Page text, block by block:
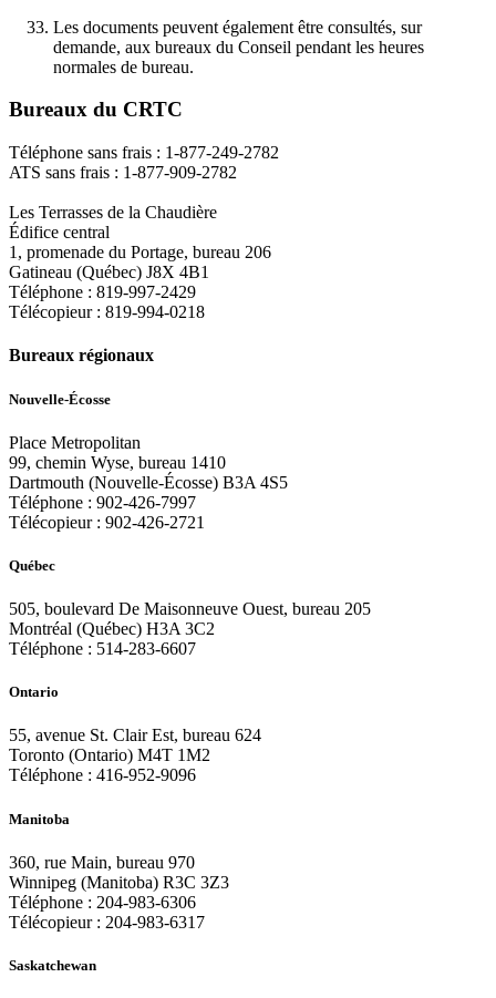
Les documents peuvent également être consultés, sur
demande, aux bureaux du Conseil pendant les heures
normales de bureau.
Bureaux du CRTC
Téléphone sans frais : 1-877-249-2782
ATS sans frais : 1-877-909-2782
Les Terrasses de la Chaudière
Édifice central
1, promenade du Portage, bureau 206
Gatineau (Québec) J8X 4B1
Téléphone : 819-997-2429
Télécopieur : 819-994-0218
Bureaux régionaux
Nouvelle-Écosse
Place Metropolitan
99, chemin Wyse, bureau 1410
Dartmouth (Nouvelle-Écosse) B3A 4S5
Téléphone : 902-426-7997
Télécopieur : 902-426-2721
Québec
505, boulevard De Maisonneuve Ouest, bureau 205
Montréal (Québec) H3A 3C2
Téléphone : 514-283-6607
Ontario
55, avenue St. Clair Est, bureau 624
Toronto (Ontario) M4T 1M2
Téléphone : 416-952-9096
Manitoba
360, rue Main, bureau 970
Winnipeg (Manitoba) R3C 3Z3
Téléphone : 204-983-6306
Télécopieur : 204-983-6317
Saskatchewan